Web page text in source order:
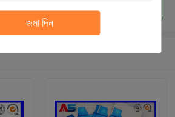
জমা দিন